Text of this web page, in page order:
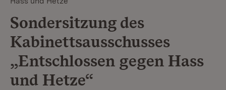
Sondersitzung des
Kabinettsausschusses
„Entschlossen gegen Hass
und Hetze“